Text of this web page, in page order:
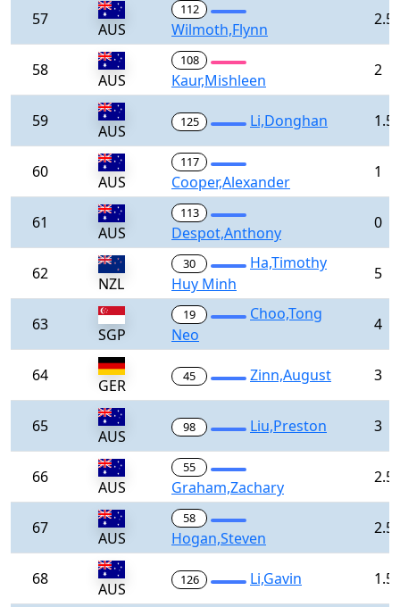
57
AUS
112
Wilmoth,Flynn
2.5
58
AUS
108
Kaur,Mishleen
2
59
AUS 125 Li,Donghan 1.5
60
AUS
117
Cooper,Alexander
1
61
AUS
113
Despot,Anthony
0
62
NZL
30
Ha,Timothy
Huy Minh
5
63
SGP
19
Choo,Tong
Neo
4
64
GER 45 Zinn,August 3
65
AUS 98 Liu,Preston 3
66
AUS
55
Graham,Zachary
2.5
67
AUS
58
Hogan,Steven
2.5
68
AUS 126 Li,Gavin 1.5